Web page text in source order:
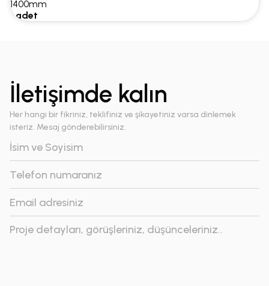
1400mm
1 adet
İletişimde kalın
Her hangi bir fikriniz, teklifiniz ve şikayetiniz varsa dinlemek
isteriz. Mesaj gönderebilirsiniz.